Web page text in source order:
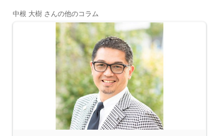
中根 大樹 さんの他のコラム